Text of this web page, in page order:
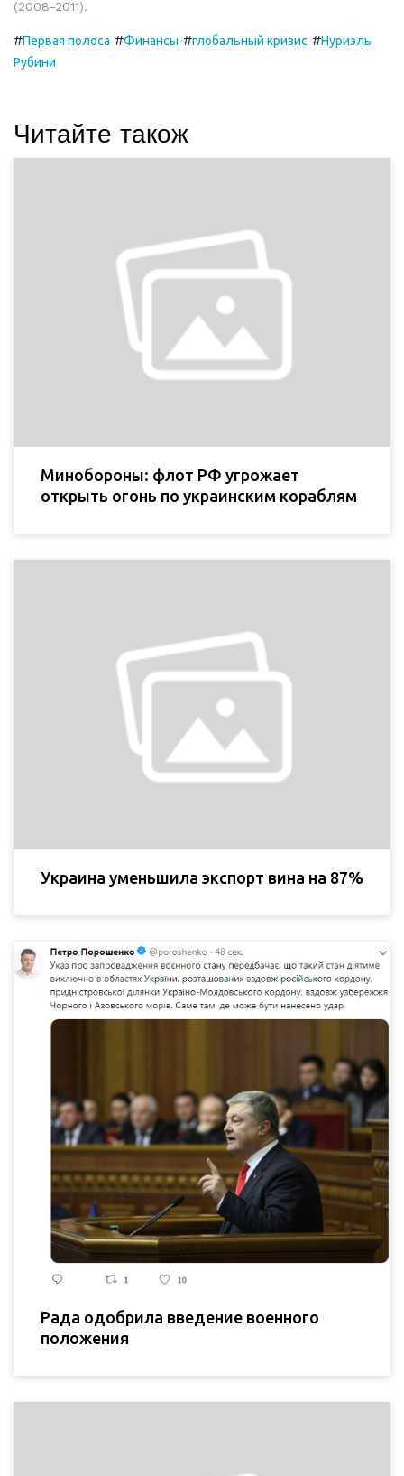
(2008-2011).
#Первая полоса #Финансы #глобальный кризис #​​​​​​​Нуриэль
Рубини
Читайте також
Минобороны: флот РФ угрожает
открыть огонь по украинским кораблям
Украина уменьшила экспорт вина на 87%
Рада одобрила введение военного
положения